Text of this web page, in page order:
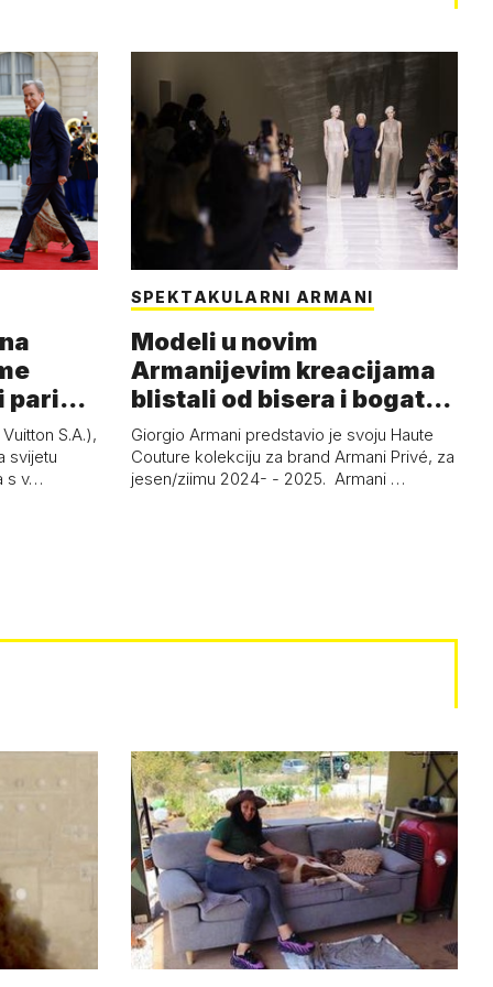
S.A.),
svijetu
s v…
SPEKTAKULARNI ARMANI
Modeli u novim
Armanijevim kreacijama
blistali od bisera i bogatog
crnog baršuna
Giorgio Armani predstavio je svoju Haute
Couture kolekciju za brand Armani Privé, za
jesen/ziimu 2024- - 2025. Armani …